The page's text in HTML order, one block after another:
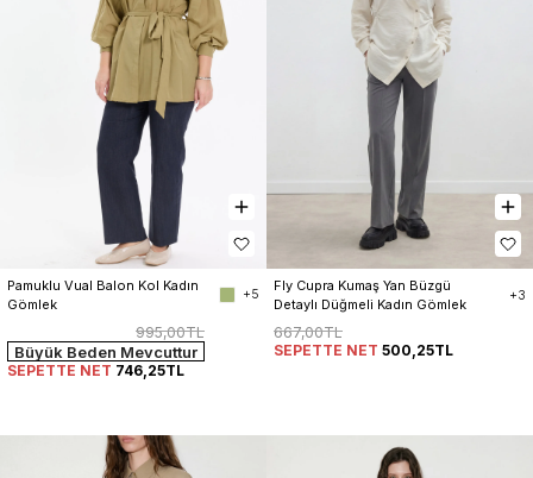
Pamuklu Vual Balon Kol Kadın
Gömlek
+5
995,00TL
Büyük Beden Mevcuttur
SEPETTE NET 746,25TL
Fly Cupra Kumaş Yan Büzgü
Detaylı Düğmeli Kadın Gömlek
+3
667,00TL
SEPETTE NET 500,25TL